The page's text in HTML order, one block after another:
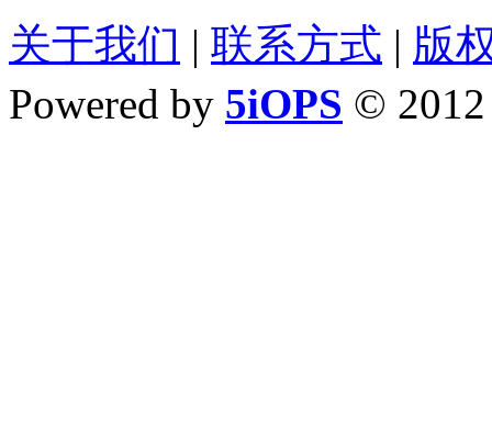
关于我们 | 联系方式 | 版
Powered by 5iOPS ©